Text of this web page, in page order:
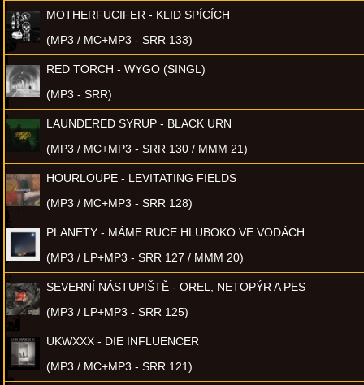
MOTHERFUCIFER - KLID SPÍCÍCH
(MP3 / MC+MP3 - SRR 133)
RED TORCH - WYGO (SINGL)
(MP3 - SRR)
LAUNDERED SYRUP - BLACK URN
(MP3 / MC+MP3 - SRR 130 / MMM 21)
HOURLOUPE - LEVITATING FIELDS
(MP3 / MC+MP3 - SRR 128)
PLANETY - MÁME RUCE HLUBOKO VE VODÁCH
(MP3 / LP+MP3 - SRR 127 / MMM 20)
SEVERNÍ NÁSTUPIŠTĚ - OREL, NETOPÝR A PES
(MP3 / LP+MP3 - SRR 125)
UKWXXX - DIE INFLUENCER
(MP3 / MC+MP3 - SRR 121)